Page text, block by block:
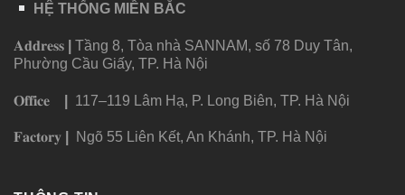
HỆ THỐNG MIỀN BẮC
𝐀𝐝𝐝𝐫𝐞𝐬𝐬
Tầng 8, Tòa nhà SANNAM, số 78 Duy Tân,
Phường Cầu Giấy, TP. Hà Nội
𝐎𝐟𝐟𝐢𝐜𝐞 117–119 Lâm Hạ, P. Long Biên, TP. Hà Nội
𝐅𝐚𝐜𝐭𝐨𝐫𝐲 Ngõ 55 Liên Kết, An Khánh, TP. Hà Nội